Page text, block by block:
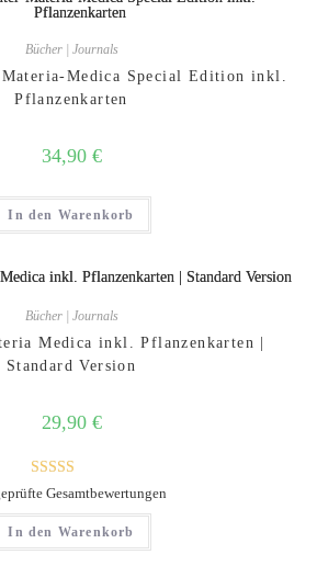
Bücher | Journals
Medica Special Edition inkl.
Pflanzenkarten
34,90 €
In den Warenkorb
Bücher | Journals
Medica inkl. Pflanzenkarten |
Standard Version
29,90 €
Bewertet mit
5.00von 5
Gesamtbewertungen
In den Warenkorb